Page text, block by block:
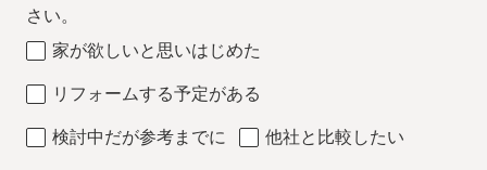
さい。
家が欲しいと思いはじめた
リフォームする予定がある
検討中だが参考までに 他社と比較したい